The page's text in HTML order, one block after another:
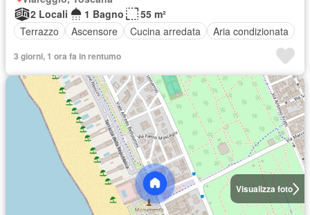
2 Locali
1 Bagno
55 m²
Terrazzo
Ascensore Cucina arredata Aria condizionata
3 giorni, 1 ora fa in rentumo
Visualizza foto